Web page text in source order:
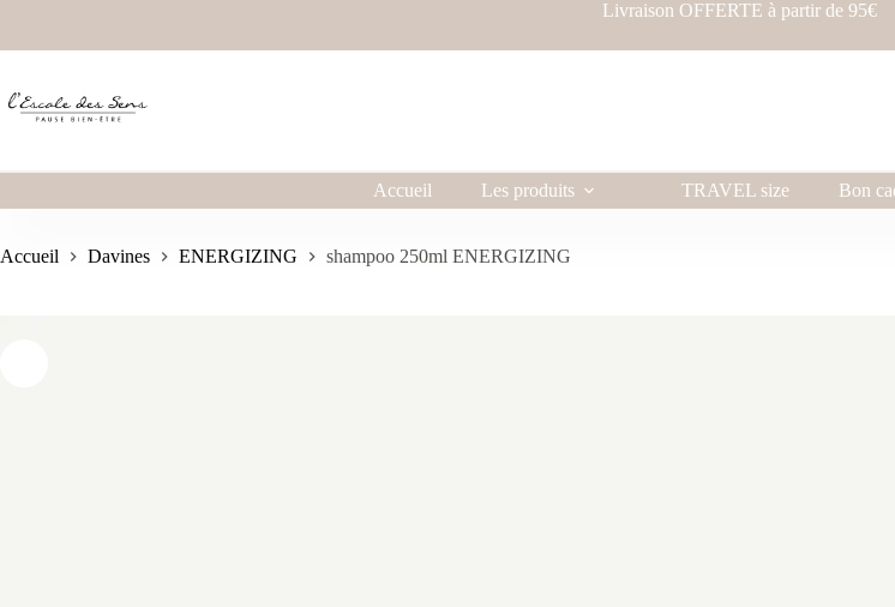
Livraison OFFERTE à partir de 95€
Accueil Les produits TRAVEL size Bon
Accueil Davines ENERGIZING shampoo 250ml ENERGIZING